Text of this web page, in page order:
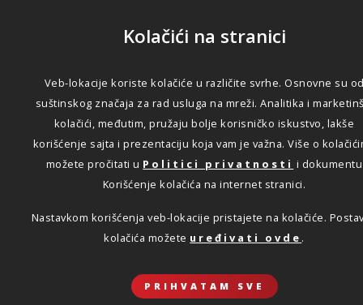
Kolačići na stranici
Veb-lokacije koriste kolačiće u različite svrhe. Osnovne su
suštinskog značaja za rad usluga na mreži. Analitika i
kolačići, međutim, pružaju bolje korisničko iskustvo, lakše
korišćenje sajta i prezentaciju koja vam je važna. Više o
možete pročitati u Politici privatnosti i dokumentu
Korišćenje kolačića na internet stranici.
Nastavkom korišćenja veb-lokacije pristajete na kolačiće.
kolačića možete uređivati ovde .
PRIHVATAM SVE